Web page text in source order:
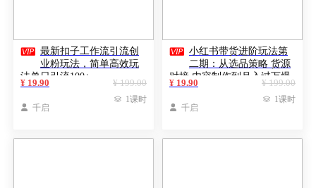
 最新扣子工作流引流创
业粉玩法，简单高效玩
法单日引流100+
¥ 199.00
¥ 19.90
 千启
 1课时
 小红书带货进阶玩法第
二期：从选品策略 货源
对接 内容制作到月入过万爆
单
¥ 199.00
¥ 19.90
 千启
 1课时